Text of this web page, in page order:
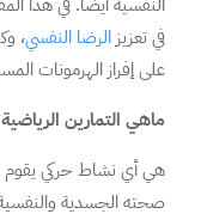
في تعزيز الرضا النفسي،
على إفراز الهرمونات
ماهي التمارين
هي أي نشاط حركي يقوم
صحته الجسدية